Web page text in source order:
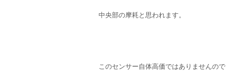
中央部の摩耗と思われます。
このセンサー自体高価ではありませんので